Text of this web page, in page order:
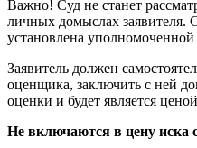
Важно! Суд не станет
личных домыслах заявителя.
установлена уполномоченной
Заявитель должен
оценщика, заключить с ней
оценки и будет является
Не включаются в цену иска